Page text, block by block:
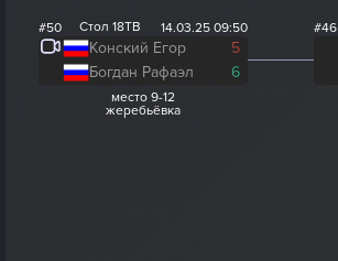
#50 Стол 18ТВ 14.03.25 09:50
Конский Егор
5
Богдан Рафаэл
6
место 9-12
жеребьёвка
#46